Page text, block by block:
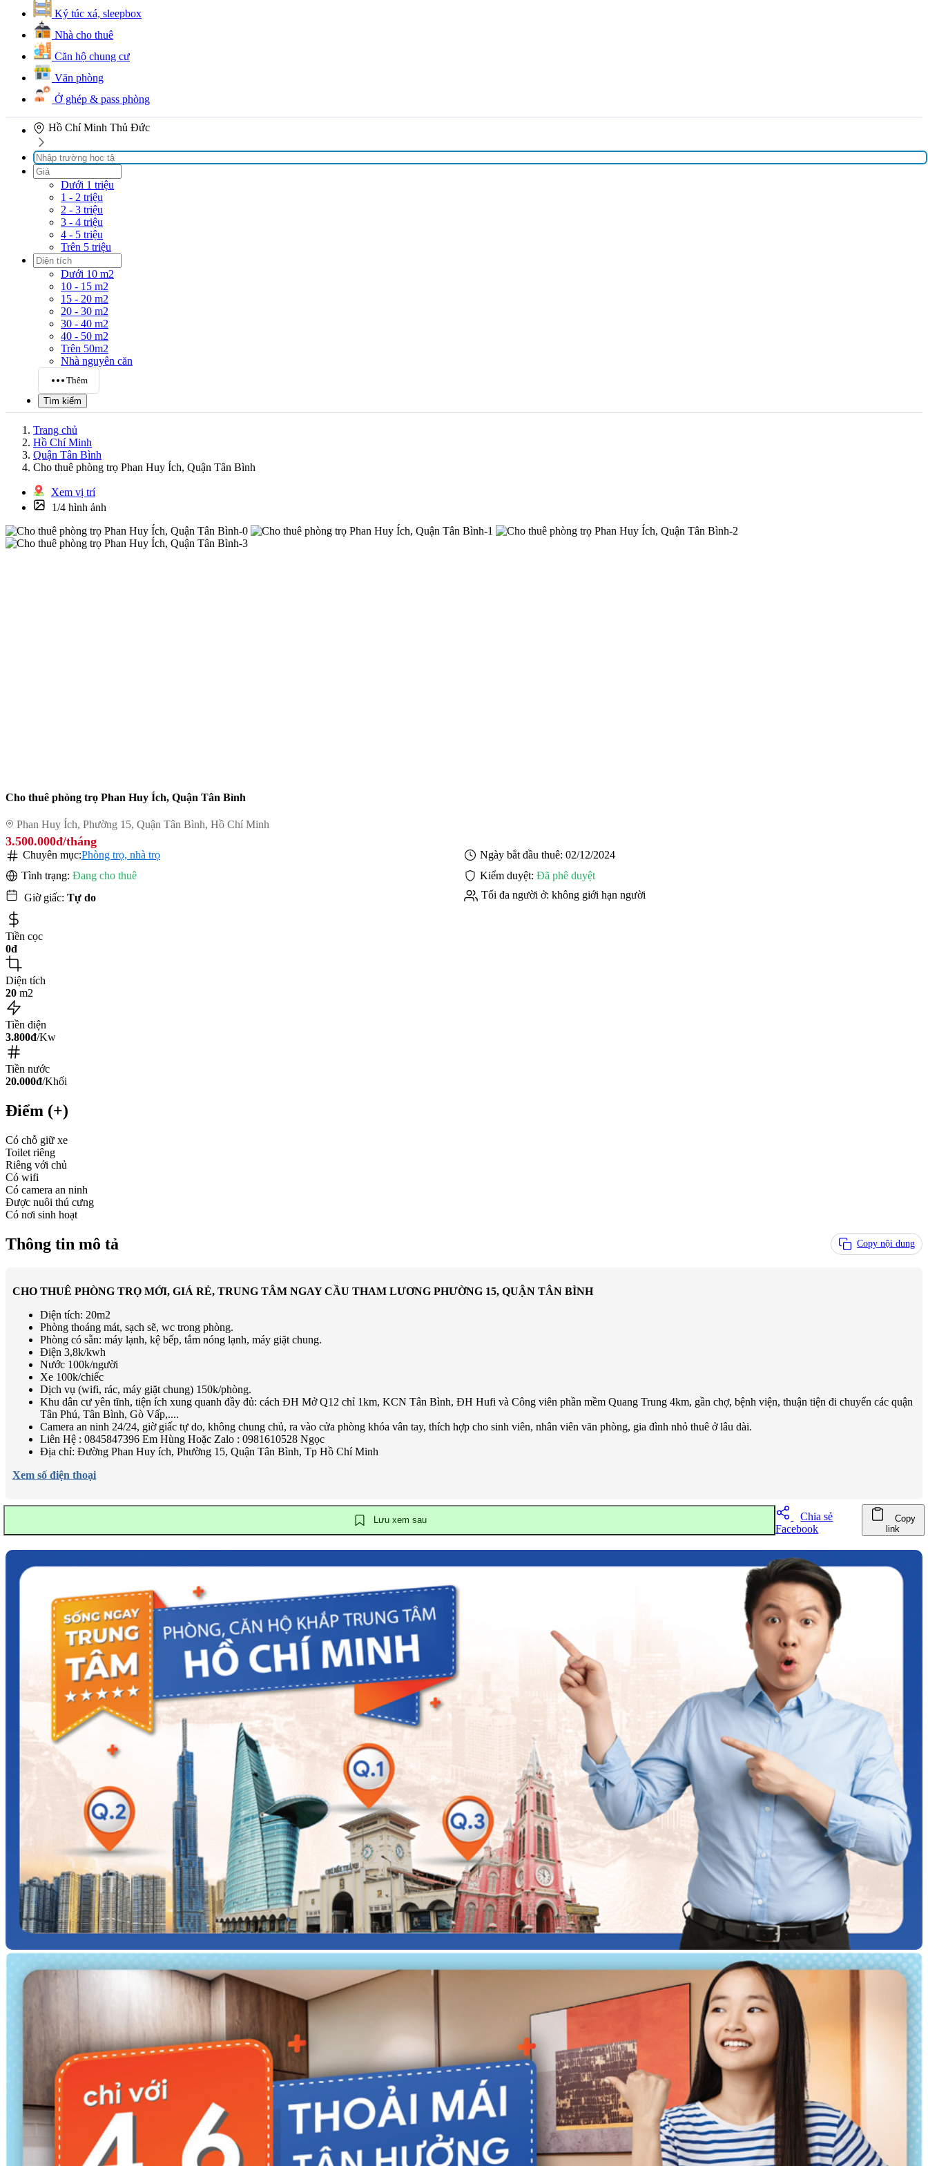
Ký túc xá, sleepbox
Nhà cho thuê
Căn hộ chung cư
Văn phòng
Ở ghép & pass phòng
Hồ Chí Minh Thủ Đức
Dưới 1 triệu
1 - 2 triệu
2 - 3 triệu
3 - 4 triệu
4 - 5 triệu
Trên 5 triệu
Dưới 10 m2
10 - 15 m2
15 - 20 m2
20 - 30 m2
30 - 40 m2
40 - 50 m2
Trên 50m2
Nhà nguyên căn
Thêm
Tìm kiếm
Trang chủ
Hồ Chí Minh
Quận Tân Bình
Cho thuê phòng trọ Phan Huy Ích, Quận Tân Bình
Xem vị trí
1/4 hình ảnh
Cho thuê phòng trọ Phan Huy Ích, Quận Tân Bình
Phan Huy Ích, Phường 15, Quận Tân Bình, Hồ Chí Minh
3.500.000đ/tháng
Chuyên mục:Phòng trọ, nhà trọ Ngày bắt đầu thuê: 02/12/2024
Tình trạng: Đang cho thuê Kiểm duyệt: Đã phê duyệt
Giờ giấc: Tự do Tối đa người ở: không giới hạn người
Tiền cọc
0đ
Diện tích
20 m2
Tiền điện
3.800đ/Kw
Tiền nước
20.000đ/Khối
Điểm (+)
Có chỗ giữ xe
Toilet riêng
Riêng với chủ
Có wifi
Có camera an ninh
Được nuôi thú cưng
Có nơi sinh hoạt
Thông tin mô tả Copy nội dung
CHO THUÊ PHÒNG TRỌ MỚI, GIÁ RẺ, TRUNG TÂM NGAY CẦU THAM LƯƠNG PHƯỜNG 15, QUẬN TÂN BÌNH
Diện tích: 20m2
Phòng thoáng mát, sạch sẽ, wc trong phòng.
Phòng có sẵn: máy lạnh, kệ bếp, tắm nóng lạnh, máy giặt chung.
Điện 3,8k/kwh
Nước 100k/người
Xe 100k/chiếc
Dịch vụ (wifi, rác, máy giặt chung) 150k/phòng.
Khu dân cư yên tĩnh, tiện ích xung quanh đầy đủ: cách ĐH Mở Q12 chỉ 1km, KCN Tân Bình, ĐH Hufi và Công viên phần mềm Quang Trung 4km, gần chợ, bệnh viện, thuận tiện đi chuyển các quận
Tân Phú, Tân Bình, Gò Vấp,....
Camera an ninh 24/24, giờ giấc tự do, không chung chủ, ra vào cửa phòng khóa vân tay, thích hợp cho sinh viên, nhân viên văn phòng, gia đình nhỏ thuê ở lâu dài.
Liên Hệ : 0845847396 Em Hùng Hoặc Zalo : 0981610528 Ngọc
Địa chỉ: Đường Phan Huy ích, Phường 15, Quận Tân Bình, Tp Hồ Chí Minh
Xem số điện thoại
Lưu xem sau
Chia sẻ
Facebook
Copy
link